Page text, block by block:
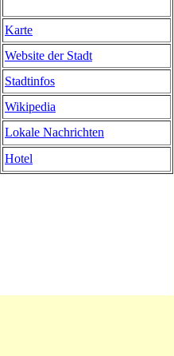
Karte
Website der Stadt
Stadtinfos
Wikipedia
Lokale Nachrichten
Hotel